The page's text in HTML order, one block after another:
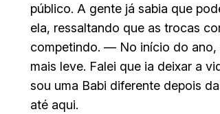
público. A gente já sabia que
ela, ressaltando que as trocas
competindo. — No início do ano,
mais leve. Falei que ia deixar a
sou uma Babi diferente depois
até aqui.